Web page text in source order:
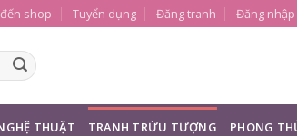
shop Tuyển dụng Đăng tranh Đăng
THUẬT TRANH TRỪU TƯỢNG PHONG